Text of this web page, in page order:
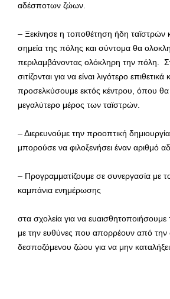
αδέσποτων ζώων.
– Ξεκίνησε η τοποθέτηση ήδη ταϊστρών
σημεία της πόλης και σύντομα θα
περιλαμβάνοντας ολόκληρη την πόλη.
σιτίζονται για να είναι λιγότερο
προσελκύσουμε εκτός κέντρου, όπου θα
μεγαλύτερο μέρος των ταϊστρών.
– Διερευνούμε την προοπτική
μπορούσε να φιλοξενήσει έναν αριθμό
– Προγραμματίζουμε σε συνεργασία με
καμπάνια ενημέρωσης
στα σχολεία για να ευαισθητοποιήσουμε
με την ευθύνες που απορρέουν από την
δεσποζόμενου ζώου για να μην